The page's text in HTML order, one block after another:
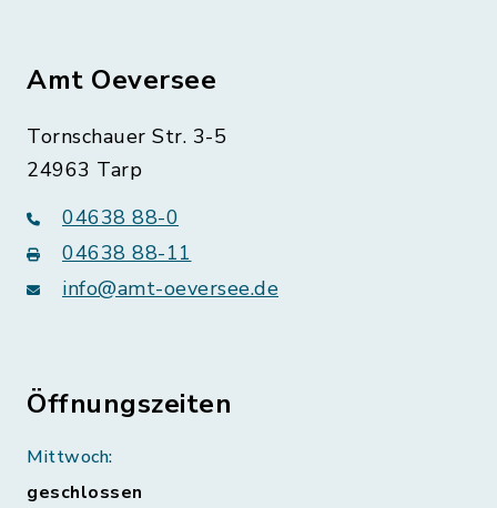
Amt Oeversee
Tornschauer Str. 3-5
24963 Tarp
04638 88-0
04638 88-11
info@amt-oeversee.de
Öffnungszeiten
Mittwoch:
geschlossen